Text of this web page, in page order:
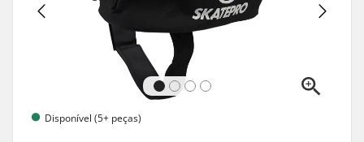
Disponível (5+ peças)